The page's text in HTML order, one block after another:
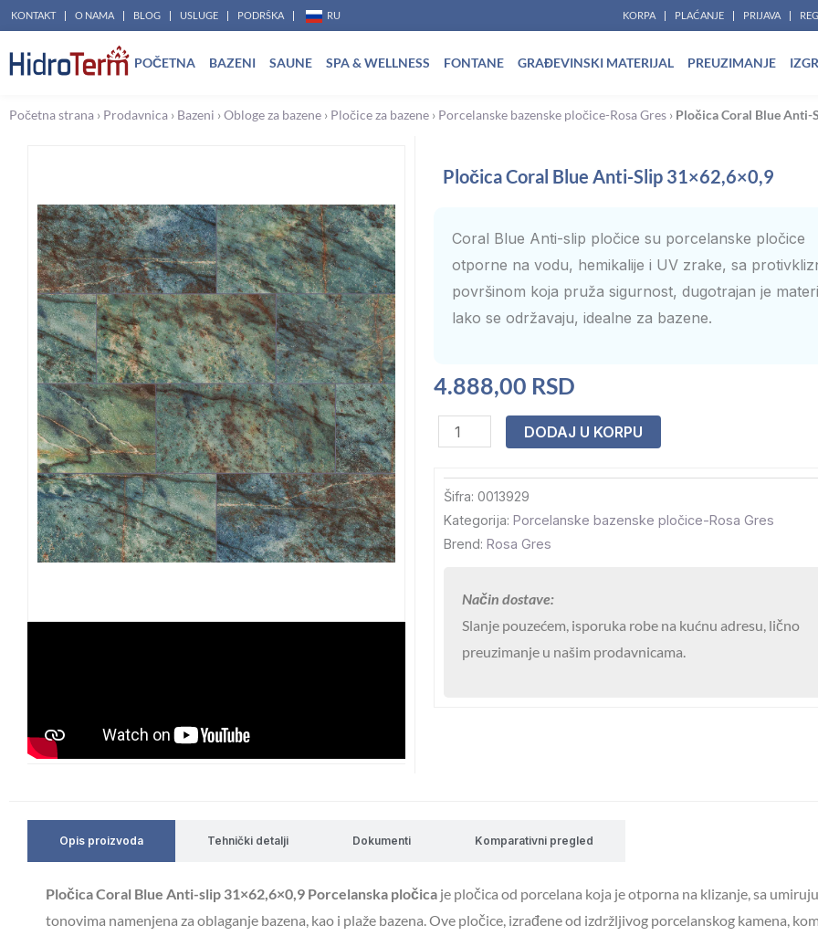
Pređi
sadržaj
KONTAKT O NAMA BLOG USLUGE PODRŠKA RU KORPA PLAĆANJE PRIJAVA
POČETNA BAZENI SAUNE SPA & WELLNESS FONTANE GRAĐEVINSKI MATERIJAL PREUZIMANJE
Početna strana › Prodavnica › Bazeni ›Obloge za bazene › Pločice za bazene › Porcelanske bazenske pločice-Rosa Gres › Pločica Coral Blue Anti-
Pločica Coral Blue Anti-Slip 31×62,6×0,9
Coral Blue Anti-slip pločice su porcelanske pločice
otporne na vodu, hemikalije i UV zrake, sa
površinom koja pruža sigurnost, dugotrajan je
lako se održavaju, idealne za bazene.
4.888,00 RSD
Pločica
Coral
Blue
Anti-
Slip
DODAJ U KORPU
Šifra: 0013929
Kategorija: Porcelanske bazenske pločice-Rosa Gres
Brend: Rosa Gres
Način dostave:
Slanje pouzećem, isporuka robe na kućnu adresu, lično
preuzimanje u našim prodavnicama.
Opis proizvoda Tehnički detalji Dokumenti Komparativni pregled
Pločica Coral Blue Anti-slip 31×62,6×0,9 Porcelanska pločica je pločica od porcelana koja je otporna na klizanje, sa
tonovima namenjena za oblaganje bazena, kao i plaže bazena. Ove pločice, izrađene od izdržljivog porcelanskog kamena,